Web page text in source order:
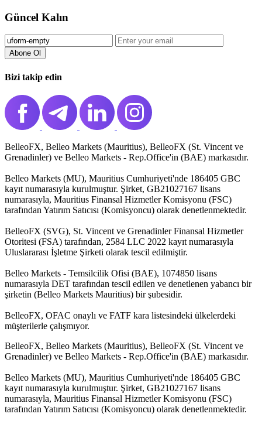
Güncel Kalın
Abone Ol️
Bizi takip edin
BelleoFX, Belleo Markets (Mauritius), BelleoFX (St. Vincent ve
Grenadinler) ve Belleo Markets - Rep.Office'in (BAE) markasıdır.
Belleo Markets (MU), Mauritius Cumhuriyeti'nde 186405 GBC
kayıt numarasıyla kurulmuştur. Şirket, GB21027167 lisans
numarasıyla, Mauritius Finansal Hizmetler Komisyonu (FSC)
tarafından Yatırım Satıcısı (Komisyoncu) olarak denetlenmektedir.
BelleoFX (SVG), St. Vincent ve Grenadinler Finansal Hizmetler
Otoritesi (FSA) tarafından, 2584 LLC 2022 kayıt numarasıyla
Uluslararası İşletme Şirketi olarak tescil edilmiştir.
Belleo Markets - Temsilcilik Ofisi (BAE), 1074850 lisans
numarasıyla DET tarafından tescil edilen ve denetlenen yabancı bir
şirketin (Belleo Markets Mauritius) bir şubesidir.
BelleoFX, OFAC onaylı ve FATF kara listesindeki ülkelerdeki
müşterilerle çalışmıyor.
BelleoFX, Belleo Markets (Mauritius), BelleoFX (St. Vincent ve
Grenadinler) ve Belleo Markets - Rep.Office'in (BAE) markasıdır.
Belleo Markets (MU), Mauritius Cumhuriyeti'nde 186405 GBC
kayıt numarasıyla kurulmuştur. Şirket, GB21027167 lisans
numarasıyla, Mauritius Finansal Hizmetler Komisyonu (FSC)
tarafından Yatırım Satıcısı (Komisyoncu) olarak denetlenmektedir.